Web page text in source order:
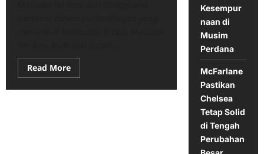
Read MoreRead
more
Maccabi
Kesempur
naan di
Musim
Perdana
McFarlane
Pastikan
Chelsea
Tetap Solid
di Tengah
Perubahan